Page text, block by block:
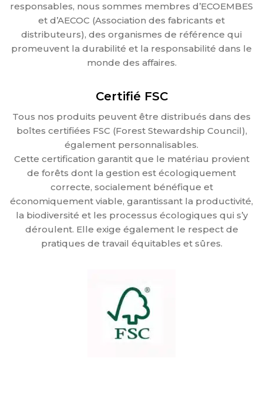
responsables, nous sommes membres d’ECOEMBES
et d’AECOC (Association des fabricants et
distributeurs), des organismes de référence qui
promeuvent la durabilité et la responsabilité dans le
monde des affaires.
Certifié FSC
Tous nos produits peuvent être distribués dans des
boîtes certifiées FSC (Forest Stewardship Council),
également personnalisables.
Cette certification garantit que le matériau provient
de forêts dont la gestion est écologiquement
correcte, socialement bénéfique et
économiquement viable, garantissant la productivité,
la biodiversité et les processus écologiques qui s’y
déroulent. Elle exige également le respect de
pratiques de travail équitables et sûres.